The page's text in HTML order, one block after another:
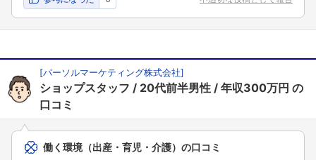
[パーソルマーケティング株式会社]
ショップスタッフ 20代前半男性 年収300万円 の
口コミ
働く環境（出産・育児・介護）の口コミ